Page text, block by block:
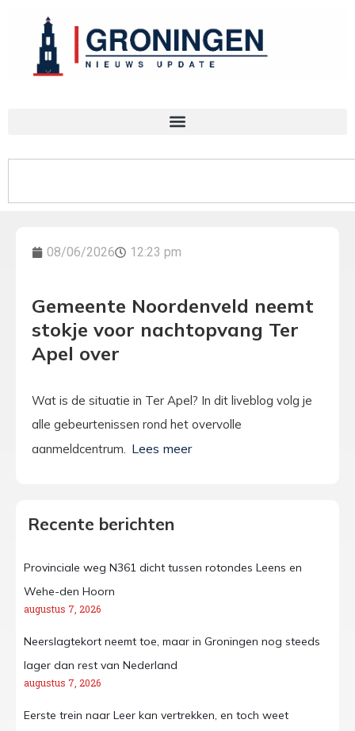
08/06/2026 12:23 pm
Gemeente Noordenveld neemt
stokje voor nachtopvang Ter
Apel over
Wat is de situatie in Ter Apel? In dit liveblog volg je
alle gebeurtenissen rond het overvolle
aanmeldcentrum.
Recente berichten
Provinciale weg N361 dicht tussen rotondes Leens en
Wehe-den Hoorn
augustus 7, 2026
Neerslagtekort neemt toe, maar in Groningen nog steeds
lager dan rest van Nederland
augustus 7, 2026
Eerste trein naar Leer kan vertrekken, en toch weet